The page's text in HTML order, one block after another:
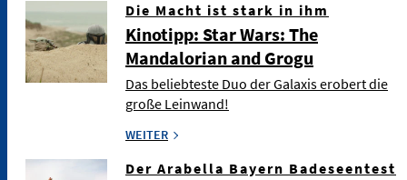
Die Macht ist stark in ihm
Kinotipp: Star Wars: The
Mandalorian and Grogu
Das beliebteste Duo der Galaxis erobert die
große Leinwand!
WEITER
Der Arabella Bayern Badeseentest